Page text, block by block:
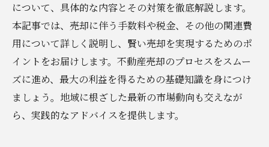
について、具体的な内容とその対策を徹底解説します。
本記事では、売却に伴う手数料や税金、その他の関連費
用について詳しく説明し、賢い売却を実現するためのポ
イントをお届けします。不動産売却のプロセスをスムー
ズに進め、最大の利益を得るための基礎知識を身につけ
ましょう。地域に根ざした最新の市場動向も交えなが
ら、実践的なアドバイスを提供します。